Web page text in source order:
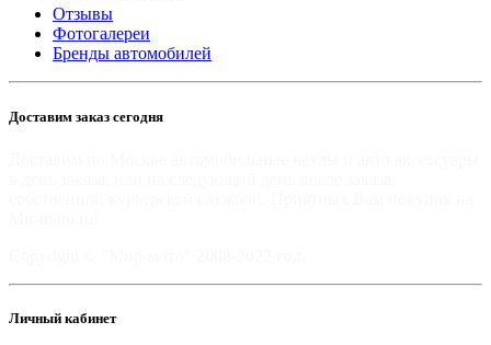
Отзывы
Фотогалереи
Бренды автомобилей
Доставим заказ сегодня
Личный кабинет